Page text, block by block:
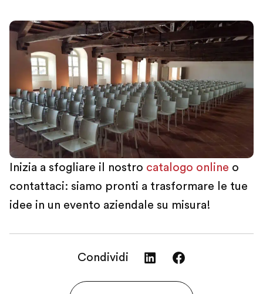
Inizia a sfogliare il nostro catalogo online o
contattaci: siamo pronti a trasformare le tue
idee in un evento aziendale su misura!
Condividi
Condividi
su
Condividi
su